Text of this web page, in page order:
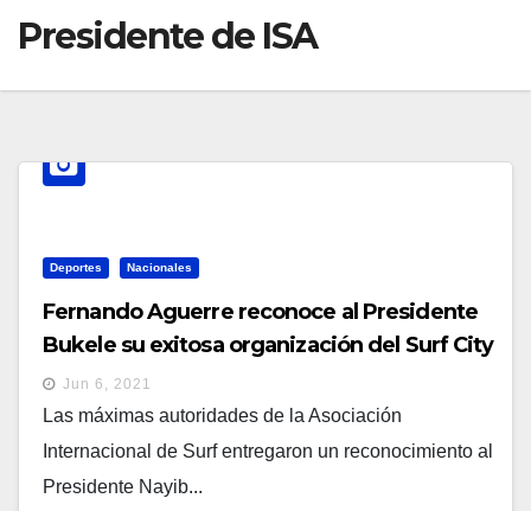
Presidente de ISA
Deportes Nacionales
Fernando Aguerre reconoce al Presidente
Bukele su exitosa organización del Surf City
El Salvador ISA World Surfing Games 2021
Jun 6, 2021
Las máximas autoridades de la Asociación
Internacional de Surf entregaron un reconocimiento al
Presidente Nayib...